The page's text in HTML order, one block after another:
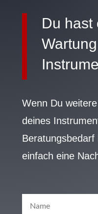
Du hast
Wenn Du
deines
einfach eine